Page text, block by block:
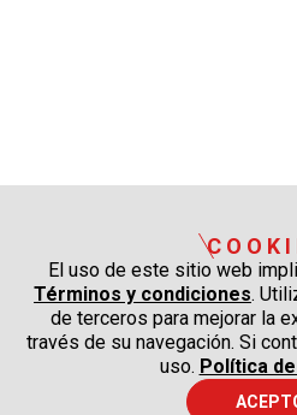
El uso de este sitio web
Términos y condiciones.
de terceros para mejorar la
través de su navegación. Si
uso. Política